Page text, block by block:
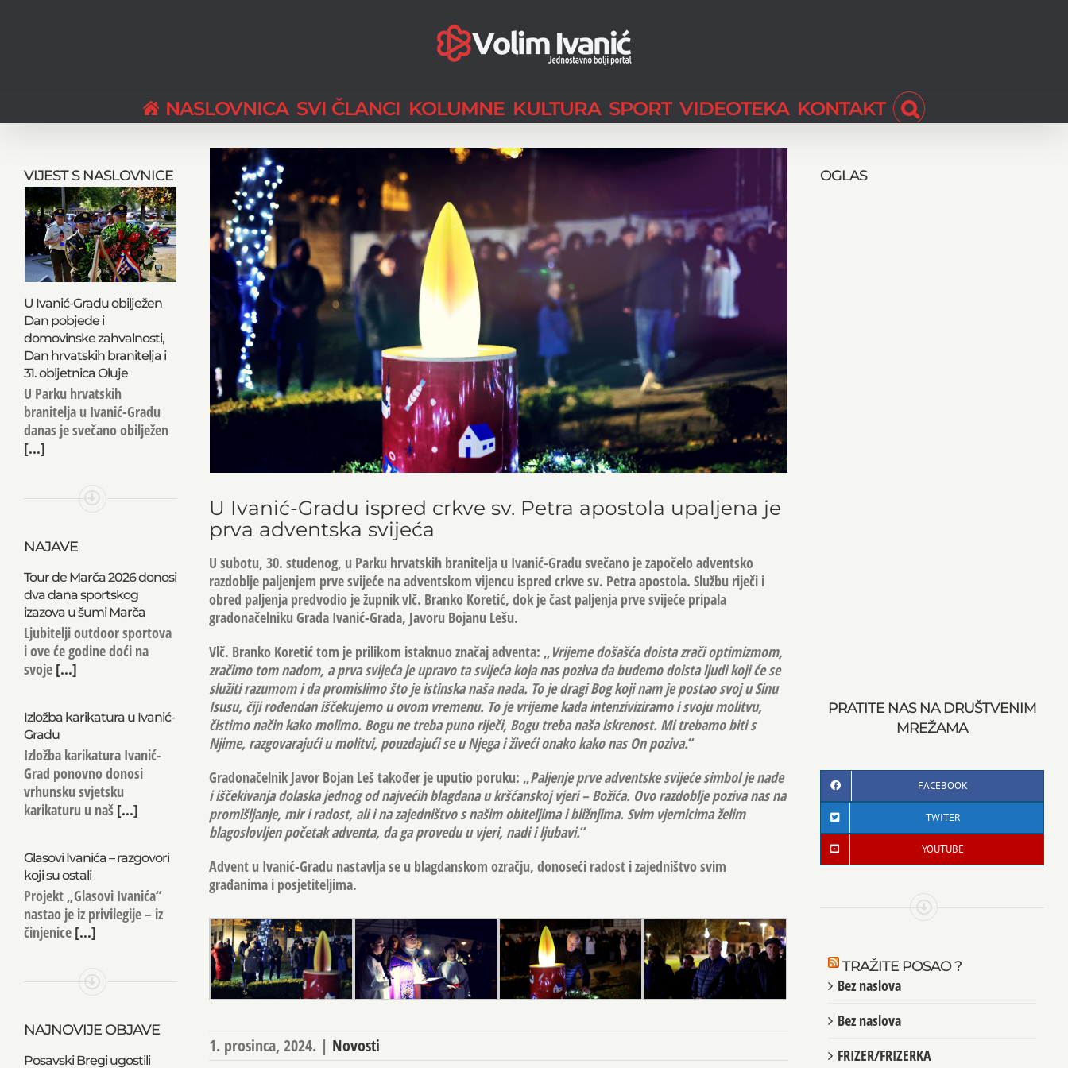
NASLOVNICA SVI ČLANCI KOLUMNE KULTURA SPORT VIDEOTEKA KONTAKT
View
Larger
Image
U Ivanić-Gradu ispred crkve sv. Petra apostola upaljena je
prva adventska svijeća
U subotu, 30. studenog, u Parku hrvatskih branitelja u Ivanić-Gradu svečano je započelo adventsko
razdoblje paljenjem prve svijeće na adventskom vijencu ispred crkve sv. Petra apostola. Službu riječi i
obred paljenja predvodio je župnik vlč. Branko Koretić, dok je čast paljenja prve svijeće pripala
gradonačelniku Grada Ivanić-Grada, Javoru Bojanu Lešu.
Vlč. Branko Koretić tom je prilikom istaknuo značaj adventa: „Vrijeme došašća doista zrači optimizmom,
zračimo tom nadom, a prva svijeća je upravo ta svijeća koja nas poziva da budemo doista ljudi koji će se
služiti razumom i da promislimo što je istinska naša nada. To je dragi Bog koji nam je postao svoj u Sinu
Isusu, čiji rođendan iščekujemo u ovom vremenu. To je vrijeme kada intenziviziramo i svoju molitvu,
čistimo način kako molimo. Bogu ne treba puno riječi, Bogu treba naša iskrenost. Mi trebamo biti s
Njime, razgovarajući u molitvi, pouzdajući se u Njega i živeći onako kako nas On poziva.“
Gradonačelnik Javor Bojan Leš također je uputio poruku: „Paljenje prve adventske svijeće simbol je nade
i iščekivanja dolaska jednog od najvećih blagdana u kršćanskoj vjeri – Božića. Ovo razdoblje poziva nas na
promišljanje, mir i radost, ali i na zajedništvo s našim obiteljima i bližnjima. Svim vjernicima želim
blagoslovljen početak adventa, da ga provedu u vjeri, nadi i ljubavi.“
Advent u Ivanić-Gradu nastavlja se u blagdanskom ozračju, donoseći radost i zajedništvo svim
građanima i posjetiteljima.
1. prosinca, 2024. | Novosti
VIJEST S NASLOVNICE
U Ivanić-Gradu obilježen
Dan pobjede i
domovinske zahvalnosti,
Dan hrvatskih branitelja i
31. obljetnica Oluje
U Parku hrvatskih
branitelja u Ivanić-Gradu
danas je svečano obilježen
[...]
NAJAVE
Tour de Marča 2026 donosi
dva dana sportskog
izazova u šumi Marča
Ljubitelji outdoor sportova
i ove će godine doći na
svoje[...]
Izložba karikatura u Ivanić-
Gradu
Izložba karikatura Ivanić-
Grad ponovno donosi
vrhunsku svjetsku
karikaturu u naš[...]
Glasovi Ivanića – razgovori
koji su ostali
Projekt „Glasovi Ivanića“
nastao je iz privilegije – iz
činjenice[...]
NAJNOVIJE OBJAVE
Posavski Bregi ugostili
OGLAS
PRATITE NAS NA DRUŠTVENIM
MREŽAMA
FACEBOOK
TWITER
YOUTUBE
TRAŽITE POSAO ?
Bez naslova
Bez naslova
FRIZER/FRIZERKA